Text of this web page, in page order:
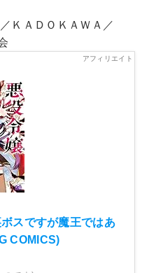
ＫＡＤＯＫＡＷＡ／
スですが魔王ではあ
COMICS)